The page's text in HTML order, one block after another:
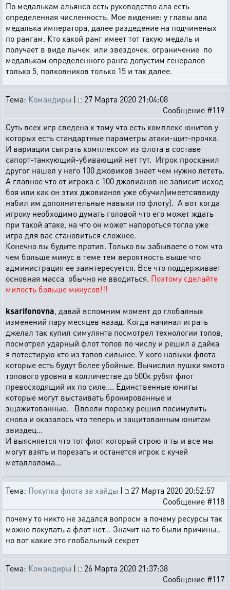
По медалькам альянса есть руководство ала есть
определенная численность. Мое видение: у главы ала
медалька императора, далее раздедение на подчиненых
по рангам. Кто какой ранг имеет тот такую медаль и
получает в виде лычек или звездочек. ограничение по
медалькам определенного ранга допустим генералов
только 5, полковников только 15 и так далее.
Тема: Командиры |
27 Марта 2020 21:04:08
Сообщение #119
Суть всех игр сведена к тому что есть комплекс юнитов у
которых есть стандартные параметры атаки-щит-прочка.
И вариации сыграть комплексом из флота в составе
сапорт-танкующий-убивающий нет тут. Игрок просканил
другог нашел у него 100 джовиков знает чем нужно лететь.
А главное что от игрока с 100 джовианов не зависит исход
боя или как он этих джовианов уже обучил(имеетсяввиду
набил им дополнительные навыки по флоту). А вот когда
игроку необходимо думать головой что его может ждать
при такой атаке, на что он может напороться тогла уже
игра для вас становиться сложнее.
Конечно вы будите против. Только вы забываете о том что
чем больше минус в теме тем вероятность выше что
администрация ее заинтересуется. Все что поддерживает
основная масса обычно не вводиться. Поэтому сделайте
милость больше минусов!!!
ksarifonovna , давай вспомним момент до глобалных
изменений пару месяцев назад. Когда начинал играть
джелал так купил симулянта посмотрел технологии топов,
посмотрел ударный флот топов по числу и решил а дайка
я потестирую кто из топов сильнее. У кого навыки флота
которые есть будут более убойные. Вычислил пушки ямото
топового уровня в колличестве до 500к рубят флот
превосходящий их по силе.... Единственные юниты
которые могут выстаивать бронированные и
зщажитованные. Вввели порезку решил посимулить
снова и оказалось что теперь и защитованным юнитам
звиздец...
И выясняется что тот флот который строю я ты и все мы
могут взять и порезать и останется игрок с кучей
металлолома...
Тема: Покупка флота за хайды |
27 Марта 2020 20:52:57
Сообщение #118
почему то никто не задался вопросм а почему ресурсы так
можно покупать а флот нет... Значит на то были причины..
но вот какие это глобальный секрет
Тема: Командиры |
26 Марта 2020 21:37:38
Сообщение #117